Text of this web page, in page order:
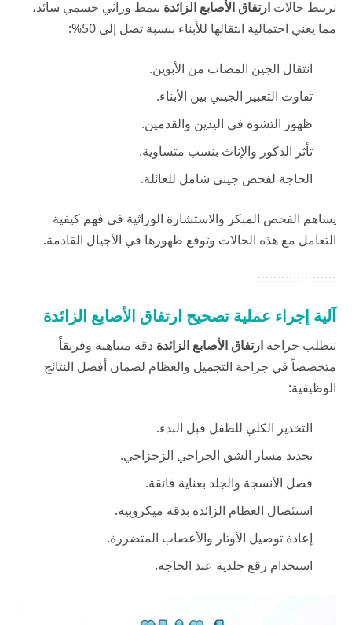
ترتبط حالات ارتفاق الأصابع الزائدة بنمط وراثي جسمي سائد،
مما يعني احتمالية انتقالها للأبناء بنسبة تصل إلى 50%:
انتقال الجين المصاب من الأبوين.
تفاوت التعبير الجيني بين الأبناء.
ظهور التشوه في اليدين والقدمين.
تأثر الذكور والإناث بنسب متساوية.
الحاجة لفحص جيني شامل للعائلة.
يساهم الفحص المبكر والاستشارة الوراثية في فهم كيفية
التعامل مع هذه الحالات وتوقع ظهورها في الأجيال القادمة.
آلية إجراء عملية تصحيح ارتفاق الأصابع الزائدة
تتطلب جراحة ارتفاق الأصابع الزائدة دقة متناهية وفريقاً
متخصصاً في جراحة التجميل والعظام لضمان أفضل النتائج
الوظيفية:
التخدير الكلي للطفل قبل البدء.
تحديد مسار الشق الجراحي الزجزاجي.
فصل الأنسجة والجلد بعناية فائقة.
استئصال العظام الزائدة بدقة ميكروبية.
إعادة توصيل الأوتار والأعصاب المتضررة.
استخدام رقع جلدية عند الحاجة.